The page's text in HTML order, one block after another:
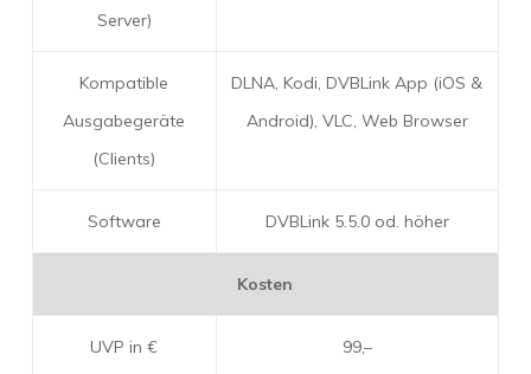
Server)
Kompatible
Ausgabe­geräte
(Clients)
DLNA, Kodi, DVBLink App (iOS &
Android), VLC, Web Browser
Software DVBLink 5.5.0 od. höher
Kosten
UVP in € 99,–